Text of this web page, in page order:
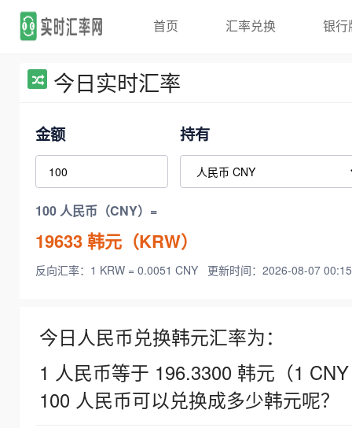
首页 汇率兑换 银行
今日实时汇率
金额 持有
100 人民币（CNY）=
19633韩元（KRW）
反向汇率：1 KRW = 0.0051 CNY 更新时间：2026-08-07
今日人民币兑换韩元汇率为：
1 人民币等于 196.3300 韩元（1
100 人民币可以兑换成多少韩元呢？